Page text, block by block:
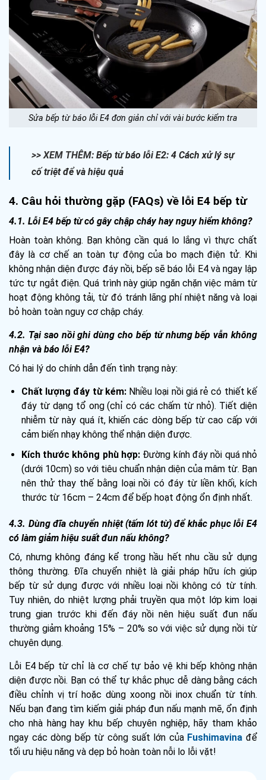
Sửa bếp từ báo lỗi E4 đơn giản chỉ với vài bước kiểm tra
>> XEM THÊM: Bếp từ báo lỗi E2: 4 Cách xử lý sự
cố triệt để và hiệu quả
4. Câu hỏi thường gặp (FAQs) về lỗi E4 bếp từ
4.1. Lỗi E4 bếp từ có gây chập cháy hay nguy hiểm không?
Hoàn toàn không. Bạn không cần quá lo lắng vì thực chất
đây là cơ chế an toàn tự động của bo mạch điện tử. Khi
không nhận diện được đáy nồi, bếp sẽ báo lỗi E4 và ngay lập
tức tự ngắt điện. Quá trình này giúp ngăn chặn việc mâm từ
hoạt động không tải, từ đó tránh lãng phí nhiệt năng và loại
bỏ hoàn toàn nguy cơ chập cháy.
4.2. Tại sao nồi ghi dùng cho bếp từ nhưng bếp vẫn không
nhận và báo lỗi E4?
Có hai lý do chính dẫn đến tình trạng này:
Chất lượng đáy từ kém:Nhiều loại nồi giá rẻ có thiết kế
đáy từ dạng tổ ong (chỉ có các chấm từ nhỏ). Tiết diện
nhiễm từ này quá ít, khiến các dòng bếp từ cao cấp với
cảm biến nhạy không thể nhận diện được.
Kích thước không phù hợp: Đường kính đáy nồi quá nhỏ
(dưới 10cm) so với tiêu chuẩn nhận diện của mâm từ. Bạn
nên thử thay thế bằng loại nồi có đáy từ liền khối, kích
thước từ 16cm – 24cm để bếp hoạt động ổn định nhất.
4.3. Dùng đĩa chuyển nhiệt (tấm lót từ) để khắc phục lỗi E4
có làm giảm hiệu suất đun nấu không?
Có, nhưng không đáng kể trong hầu hết nhu cầu sử dụng
thông thường. Đĩa chuyển nhiệt là giải pháp hữu ích giúp
bếp từ sử dụng được với nhiều loại nồi không có từ tính.
Tuy nhiên, do nhiệt lượng phải truyền qua một lớp kim loại
trung gian trước khi đến đáy nồi nên hiệu suất đun nấu
thường giảm khoảng 15% – 20% so với việc sử dụng nồi từ
chuyên dụng.
Lỗi E4 bếp từ chỉ là cơ chế tự bảo vệ khi bếp không nhận
diện được nồi. Bạn có thể tự khắc phục dễ dàng bằng cách
điều chỉnh vị trí hoặc dùng xoong nồi inox chuẩn từ tính.
Nếu bạn đang tìm kiếm giải pháp đun nấu mạnh mẽ, ổn định
cho nhà hàng hay khu bếp chuyên nghiệp, hãy tham khảo
ngay các dòng bếp từ công suất lớn của Fushimavina để
tối ưu hiệu năng và dẹp bỏ hoàn toàn nỗi lo lỗi vặt!